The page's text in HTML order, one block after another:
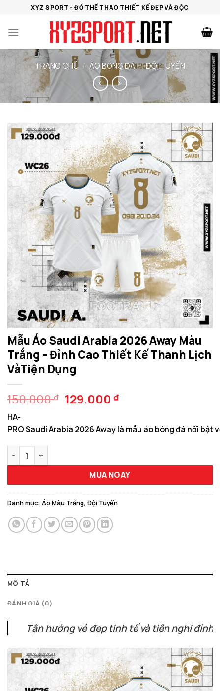
nội
XYZ SPORT - ĐỒ THỂ THAO THIẾT KẾ ĐẸP VÀ ĐỘC
TRANG CHỦ / ÁO BÓNG ĐÁ / ĐỘI TUYỂN
Mẫu Áo Saudi Arabia 2026 Away Màu
Trắng – Đỉnh Cao Thiết Kế Thanh Lịch
VàTiện Dụng
150.000₫ Giá
là:
150.000 ₫.
129.000₫Giá
tại
là:
HA-
PRO Saudi Arabia 2026 Away là mẫu áo bóng đá nổi
Mẫu Áo Saudi Arabia 2026 Away Màu Trắng – Đỉnh Cao Thiết
MUA NGAY
Danh mục: Áo Màu Trắng, Đội Tuyển
MÔ TẢ
ĐÁNH GIÁ (0)
Tận hưởng vẻ đẹp tinh tế và tiện nghi đỉnh